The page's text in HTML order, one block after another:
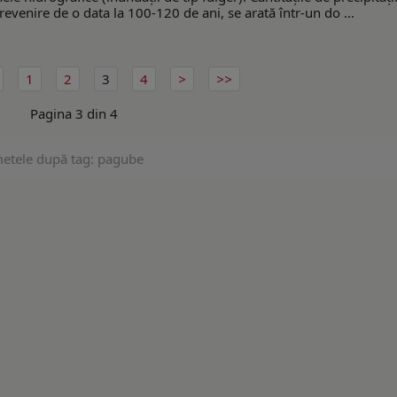
de o data la 100-120 de ani, se arată într-un do ...
1 2 3
4
Pagina 3 din 4
după tag: pagube